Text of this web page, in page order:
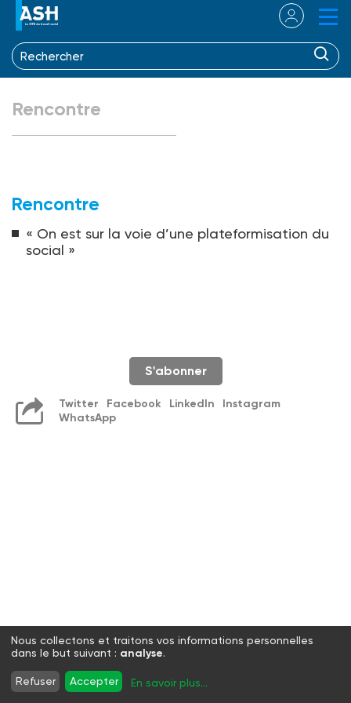
Rencontre
Rencontre
« On est sur la voie d’une plateformisation du
social »
S'abonner
Twitter Facebook LinkedIn
Instagram
WhatsApp
Nous collectons et traitons vos informations personnelles
dans le but suivant : analyse.
Refuser Accepter En savoir plus...